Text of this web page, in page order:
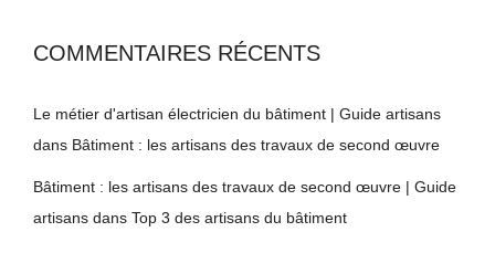
COMMENTAIRES RÉCENTS
Le métier d'artisan électricien du bâtiment | Guide artisans
dans Bâtiment : les artisans des travaux de second œuvre
Bâtiment : les artisans des travaux de second œuvre | Guide
artisans dans Top 3 des artisans du bâtiment